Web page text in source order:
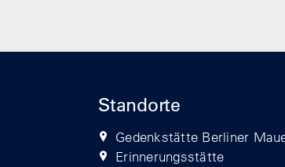
Standorte
Gedenkstätte Berliner
Erinnerungsstätte